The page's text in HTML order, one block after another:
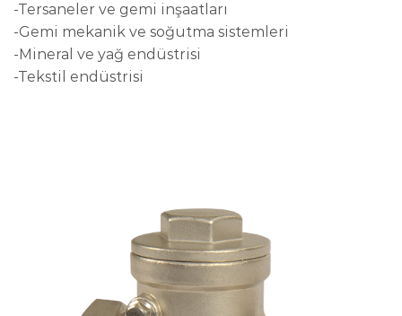
-Tersaneler ve gemi inşaatları
-Gemi mekanik ve soğutma sistemleri
-Mineral ve yağ endüstrisi
-Tekstil endüstrisi